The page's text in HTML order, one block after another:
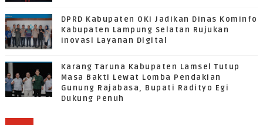
DPRD Kabupaten OKI Jadikan Dinas Kominfo
Kabupaten Lampung Selatan Rujukan
Inovasi Layanan Digital
Karang Taruna Kabupaten Lamsel Tutup
Masa Bakti Lewat Lomba Pendakian
Gunung Rajabasa, Bupati Radityo Egi
Dukung Penuh